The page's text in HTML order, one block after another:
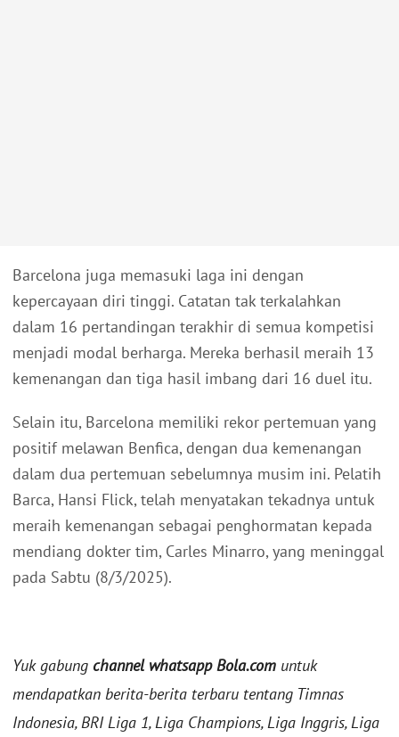
Barcelona juga memasuki laga ini dengan
kepercayaan diri tinggi. Catatan tak terkalahkan
dalam 16 pertandingan terakhir di semua kompetisi
menjadi modal berharga. Mereka berhasil meraih 13
kemenangan dan tiga hasil imbang dari 16 duel itu.
Selain itu, Barcelona memiliki rekor pertemuan yang
positif melawan Benfica, dengan dua kemenangan
dalam dua pertemuan sebelumnya musim ini. Pelatih
Barca, Hansi Flick, telah menyatakan tekadnya untuk
meraih kemenangan sebagai penghormatan kepada
mendiang dokter tim, Carles Minarro, yang meninggal
pada Sabtu (8/3/2025).
Yuk gabung channel whatsapp Bola.com untuk
mendapatkan berita-berita terbaru tentang Timnas
Indonesia, BRI Liga 1, Liga Champions, Liga Inggris, Liga